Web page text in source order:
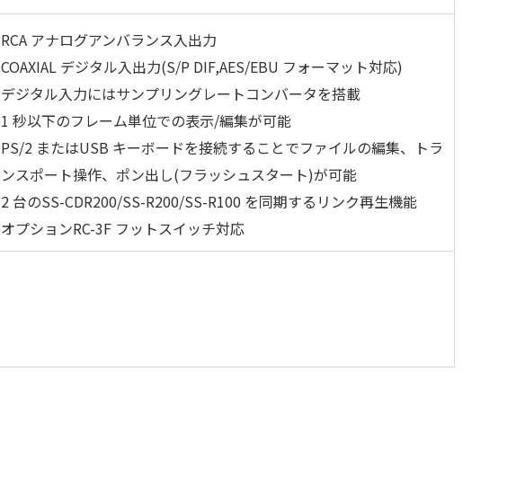
RCA アナログアンバランス入出力
COAXIAL デジタル入出力(S/P DIF,AES/EBU フォーマット対応)
デジタル入力にはサンプリングレートコンバータを搭載
1 秒以下のフレーム単位での表示/編集が可能
PS/2 またはUSB キーボードを接続することでファイルの編集、トラ
ンスポート操作、ポン出し(フラッシュスタート)が可能
2 台のSS-CDR200/SS-R200/SS-R100 を同期するリンク再生機能
オプションRC-3F フットスイッチ対応